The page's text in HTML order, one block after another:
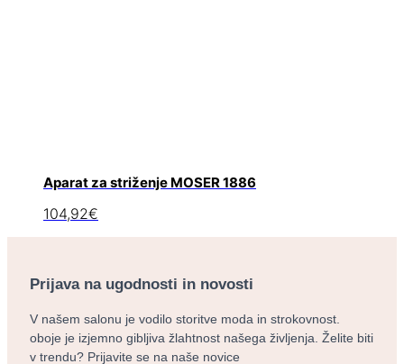
Aparat za striženje MOSER 1886
104,92€
Prijava na ugodnosti in novosti
V našem salonu je vodilo storitve moda in strokovnost.
oboje je izjemno gibljiva žlahtnost našega življenja. Želite biti
v trendu? Prijavite se na naše novice